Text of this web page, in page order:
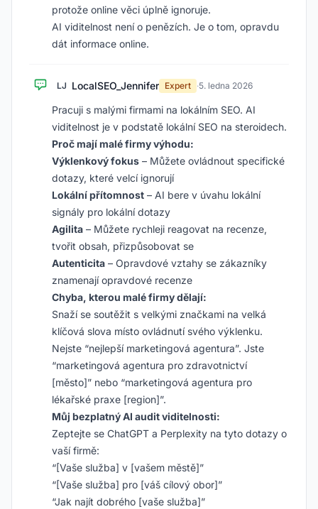
protože online věci úplně ignoruje.
AI viditelnost není o penězích. Je o tom, opravdu
dát informace online.
LJ LocalSEO_Jennifer Expert ·5. ledna 2026
Pracuji s malými firmami na lokálním SEO. AI
viditelnost je v podstatě lokální SEO na steroidech.
Proč mají malé firmy výhodu:
Výklenkový fokus – Můžete ovládnout specifické
dotazy, které velcí ignorují
Lokální přítomnost – AI bere v úvahu lokální
signály pro lokální dotazy
Agilita – Můžete rychleji reagovat na recenze,
tvořit obsah, přizpůsobovat se
Autenticita – Opravdové vztahy se zákazníky
znamenají opravdové recenze
Chyba, kterou malé firmy dělají:
Snaží se soutěžit s velkými značkami na velká
klíčová slova místo ovládnutí svého výklenku.
Nejste “nejlepší marketingová agentura”. Jste
“marketingová agentura pro zdravotnictví
[město]” nebo “marketingová agentura pro
lékařské praxe [region]”.
Můj bezplatný AI audit viditelnosti:
Zeptejte se ChatGPT a Perplexity na tyto dotazy o
vaší firmě:
“[Vaše služba] v [vašem městě]”
“[Vaše služba] pro [váš cílový obor]”
“Jak najít dobrého [vaše služba]”